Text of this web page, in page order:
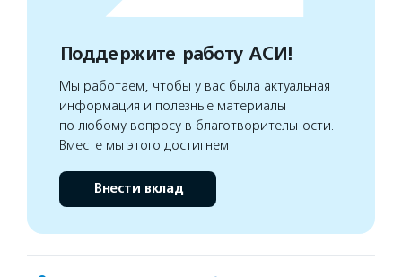
Поддержите работу АСИ!
Мы работаем, чтобы у вас была актуальная
информация и полезные материалы
по любому вопросу в благотворительности.
Вместе мы этого достигнем
Внести вклад